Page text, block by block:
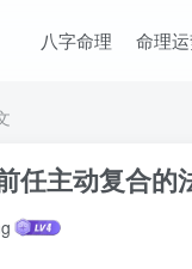
八字命理 命理
任主动复合